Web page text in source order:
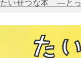
たいせつな本 ―と